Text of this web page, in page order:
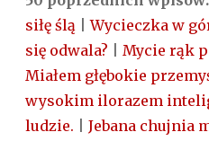
siłę ślą |Wycieczka w
się odwala?
Mycie rąk
Miałem głębokie
wysokim ilorazem
ludzie.
Jebana chujnia